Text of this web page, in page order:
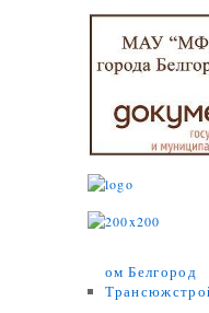
ом Белгород